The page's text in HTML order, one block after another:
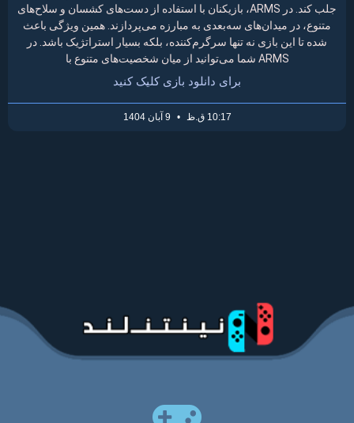
جلب کند. در ARMS، بازیکنان با استفاده از دست‌های کشسان و سلاح‌های
متنوع، در میدان‌های سه‌بعدی به مبارزه می‌پردازند. همین ویژگی باعث
شده تا این بازی نه تنها سرگرم‌کننده، بلکه بسیار استراتژیک باشد. در
ARMS شما می‌توانید از میان شخصیت‌های متنوع با
برای دانلود بازی کلیک کنید
10:17 ق.ظ